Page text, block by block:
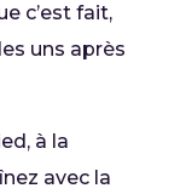
c’est fait,
uns après
à la
avec la